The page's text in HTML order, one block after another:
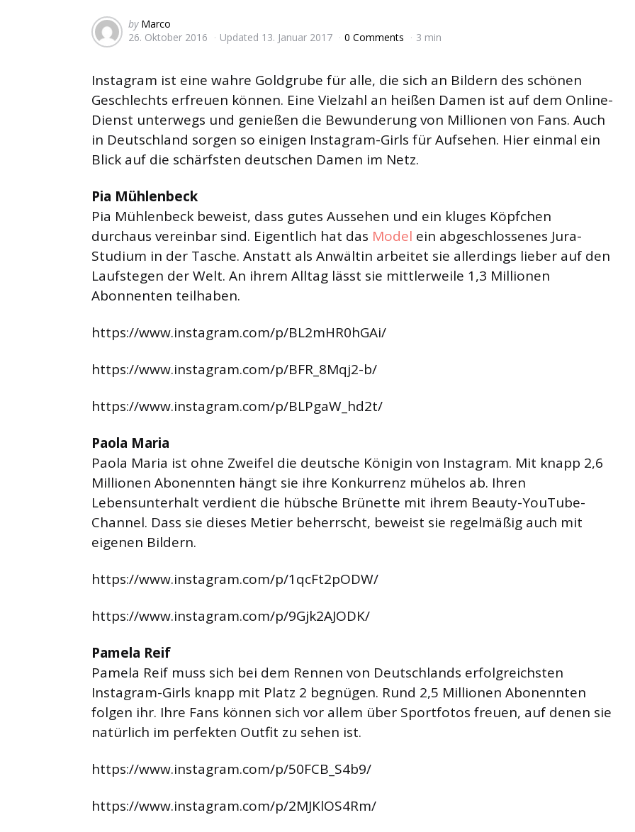
Posted
by
by Marco
26. Oktober 2016
Updated 13. Januar 2017 0 Comments 3 min
Instagram ist eine wahre Goldgrube für alle, die sich an Bildern des schönen
Geschlechts erfreuen können. Eine Vielzahl an heißen Damen ist auf dem Online-
Dienst unterwegs und genießen die Bewunderung von Millionen von Fans. Auch
in Deutschland sorgen so einigen Instagram-Girls für Aufsehen. Hier einmal ein
Blick auf die schärfsten deutschen Damen im Netz.
Pia Mühlenbeck
Pia Mühlenbeck beweist, dass gutes Aussehen und ein kluges Köpfchen
durchaus vereinbar sind. Eigentlich hat das Model ein abgeschlossenes Jura-
Studium in der Tasche. Anstatt als Anwältin arbeitet sie allerdings lieber auf den
Laufstegen der Welt. An ihrem Alltag lässt sie mittlerweile 1,3 Millionen
Abonnenten teilhaben.
https://www.instagram.com/p/BL2mHR0hGAi/
https://www.instagram.com/p/BFR_8Mqj2-b/
https://www.instagram.com/p/BLPgaW_hd2t/
Paola Maria
Paola Maria ist ohne Zweifel die deutsche Königin von Instagram. Mit knapp 2,6
Millionen Abonennten hängt sie ihre Konkurrenz mühelos ab. Ihren
Lebensunterhalt verdient die hübsche Brünette mit ihrem Beauty-YouTube-
Channel. Dass sie dieses Metier beherrscht, beweist sie regelmäßig auch mit
eigenen Bildern.
https://www.instagram.com/p/1qcFt2pODW/
https://www.instagram.com/p/9Gjk2AJODK/
Pamela Reif
Pamela Reif muss sich bei dem Rennen von Deutschlands erfolgreichsten
Instagram-Girls knapp mit Platz 2 begnügen. Rund 2,5 Millionen Abonennten
folgen ihr. Ihre Fans können sich vor allem über Sportfotos freuen, auf denen sie
natürlich im perfekten Outfit zu sehen ist.
https://www.instagram.com/p/50FCB_S4b9/
https://www.instagram.com/p/2MJKlOS4Rm/